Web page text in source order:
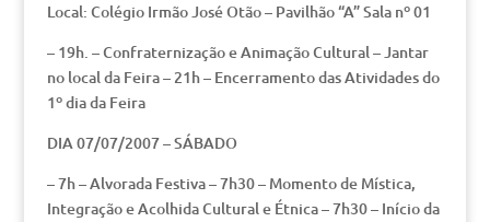
Local: Colégio Irmão José Otão – Pavilhão “A” Sala nº 01
– 19h. – Confraternização e Animação Cultural – Jantar
no local da Feira – 21h – Encerramento das Atividades do
1º dia da Feira
DIA 07/07/2007 – SÁBADO
– 7h – Alvorada Festiva – 7h30 – Momento de Mística,
Integração e Acolhida Cultural e Étnica – 7h30 – Início da